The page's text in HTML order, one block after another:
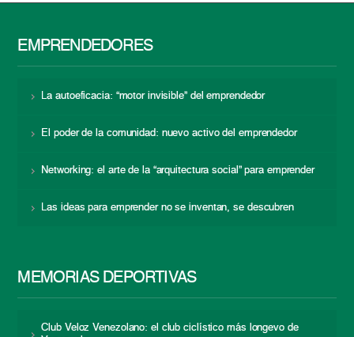
EMPRENDEDORES
La autoeficacia: “motor invisible” del emprendedor
El poder de la comunidad: nuevo activo del emprendedor
Networking: el arte de la “arquitectura social” para emprender
Las ideas para emprender no se inventan, se descubren
MEMORIAS DEPORTIVAS
Club Veloz Venezolano: el club ciclístico más longevo de